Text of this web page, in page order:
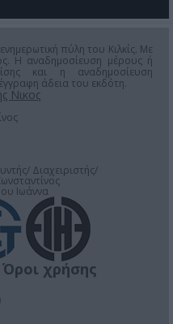
πύλη του Κιλκίς. Με
Η αναδημοσίευση μέρους ή
και η αναδημοσίευση
άδεια του εκδότη.
Νικος
Διαχειριστής/
Ιωάννα
Όροι χρήσης